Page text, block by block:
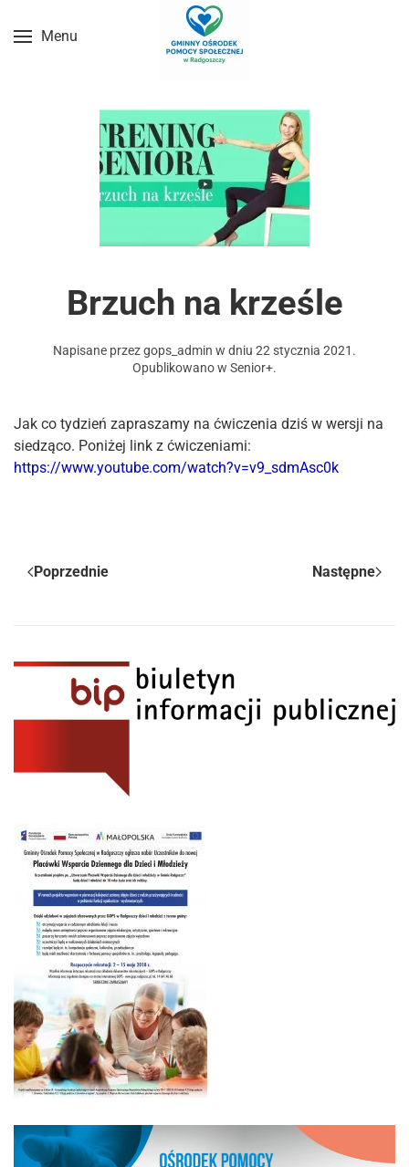
Przejdź do treści głównej
Menu
Brzuch na krześle
Napisane przezgops_admin w dniu 22 stycznia 2021 .
Opublikowano w Senior+.
Jak co tydzień zapraszamy na ćwiczenia dziś w wersji na
siedząco. Poniżej link z ćwiczeniami:
https://www.youtube.com/watch?v=v9_sdmAsc0k
Poprzednie Następne